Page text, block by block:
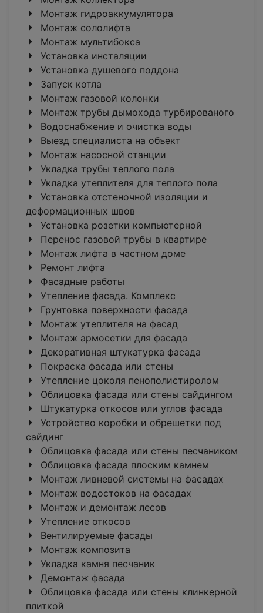
Монтаж гидроаккумулятора
Монтаж сололифта
Монтаж мультибокса
Установка инсталяции
Установка душевого поддона
Запуск котла
Монтаж газовой колонки
Монтаж трубы дымохода турбированого
Водоснабжение и очистка воды
Выезд специалиста на объект
Монтаж насосной станции
Укладка трубы теплого пола
Укладка утеплителя для теплого пола
Установка отстеночной изоляции и
деформационных швов
Установка розетки компьютерной
Перенос газовой трубы в квартире
Монтаж лифта в частном доме
Ремонт лифта
Фасадные работы
Утепление фасада. Комплекс
Грунтовка поверхности фасада
Монтаж утеплителя на фасад
Монтаж армосетки для фасада
Декоративная штукатурка фасада
Покраска фасада или стены
Утепление цоколя пенополистиролом
Облицовка фасада или стены сайдингом
Штукатурка откосов или углов фасада
Устройство коробки и обрешетки под
сайдинг
Облицовка фасада или стены песчаником
Облицовка фасада плоским камнем
Монтаж ливневой системы на фасадах
Монтаж водостоков на фасадах
Монтаж и демонтаж лесов
Утепление откосов
Вентилируемые фасады
Монтаж композита
Укладка камня песчаник
Демонтаж фасада
Облицовка фасада или стены клинкерной
плиткой